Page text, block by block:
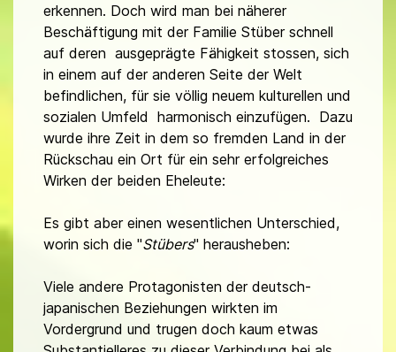
erkennen. Doch wird man bei näherer
Beschäftigung mit der Familie Stüber schnell
auf deren ausgeprägte Fähigkeit stossen, sich
in einem auf der anderen Seite der Welt
befindlichen, für sie völlig neuem kulturellen und
sozialen Umfeld harmonisch einzufügen. Dazu
wurde ihre Zeit in dem so fremden Land in der
Rückschau ein Ort für ein sehr erfolgreiches
Wirken der beiden Eheleute:
Es gibt aber einen wesentlichen Unterschied,
worin sich die "Stübers" herausheben:
Viele andere Protagonisten der deutsch-
japanischen Beziehungen wirkten im
Vordergrund und trugen doch kaum etwas